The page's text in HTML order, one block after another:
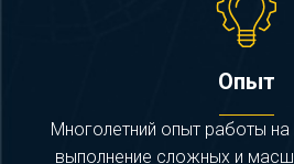
Опыт
Многолетний опыт работы
выполнение сложных и